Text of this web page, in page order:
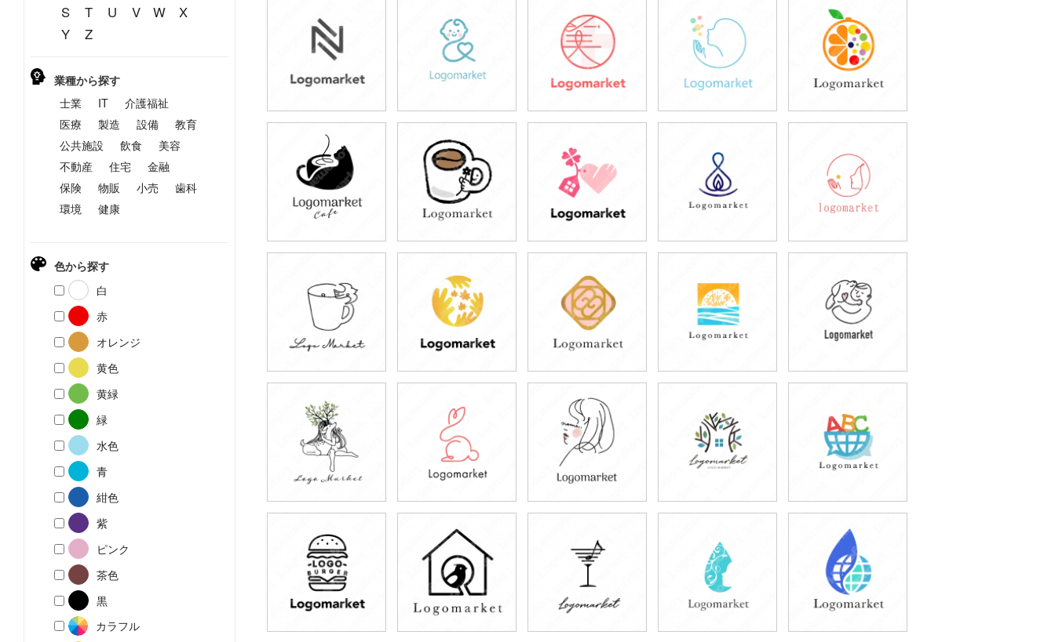
S
T U V W
X
Y
Z
業種から探す
士業
IT
介護福祉
医療
製造 設備
教育
公共施設
飲食
美容
不動産
住宅
金融
保険
物販 小売
歯科
環境
健康
色から探す
白
赤
オレンジ
黄色
黄緑
緑
水色
青
紺色
紫
ピンク
茶色
黒
カラフル
49,800円
(税込54,780円)
49,800円
(税込54,780円)
49,800円
(税込54,780円)
49,800円
(税込54,780円)
49,800円
(税込54,780円)
49,800円
(税込54,780円)
49,800円
(税込54,780円)
49,800円
(税込54,780円)
49,800円
(税込54,780円)
49,800円
(税込54,780円)
49,800円
(税込54,780円)
49,800円
(税込54,780円)
39,800円
(税込43,780円)
49,800円
(税込54,780円)
49,800円
(税込54,780円)
49,800円
(税込54,780円)
39,800円
(税込43,780円)
49,800円
(税込54,780円)
49,800円
(税込54,780円)
49,800円
(税込54,780円)
59,800円
(税込65,780円)
49,800円
(税込54,780円)
49,800円
(税込54,780円)
49,800円
(税込54,780円)
49,800円
(税込54,780円)